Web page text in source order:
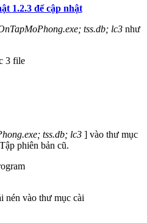
1.2.3 để cập nhật
tss.db; lc3 như
tss.db; lc3 ] vào thư mục
phiên bản cũ.